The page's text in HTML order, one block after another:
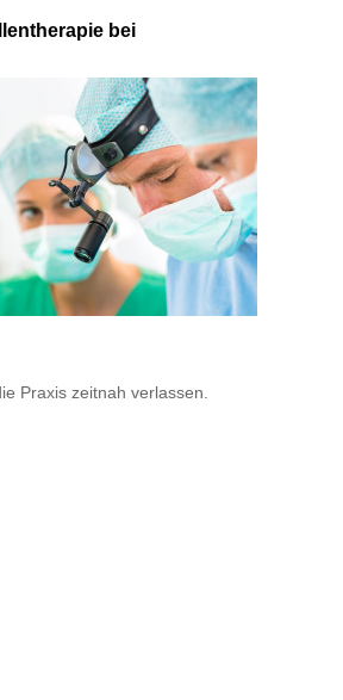
bei
Praxis zeitnah verlassen.